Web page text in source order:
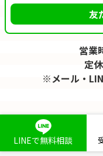
友
営業
定
※メール・
LINEで無料相談